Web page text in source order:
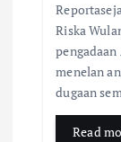
Riska
pengadaan
menelan
dugaan
Read